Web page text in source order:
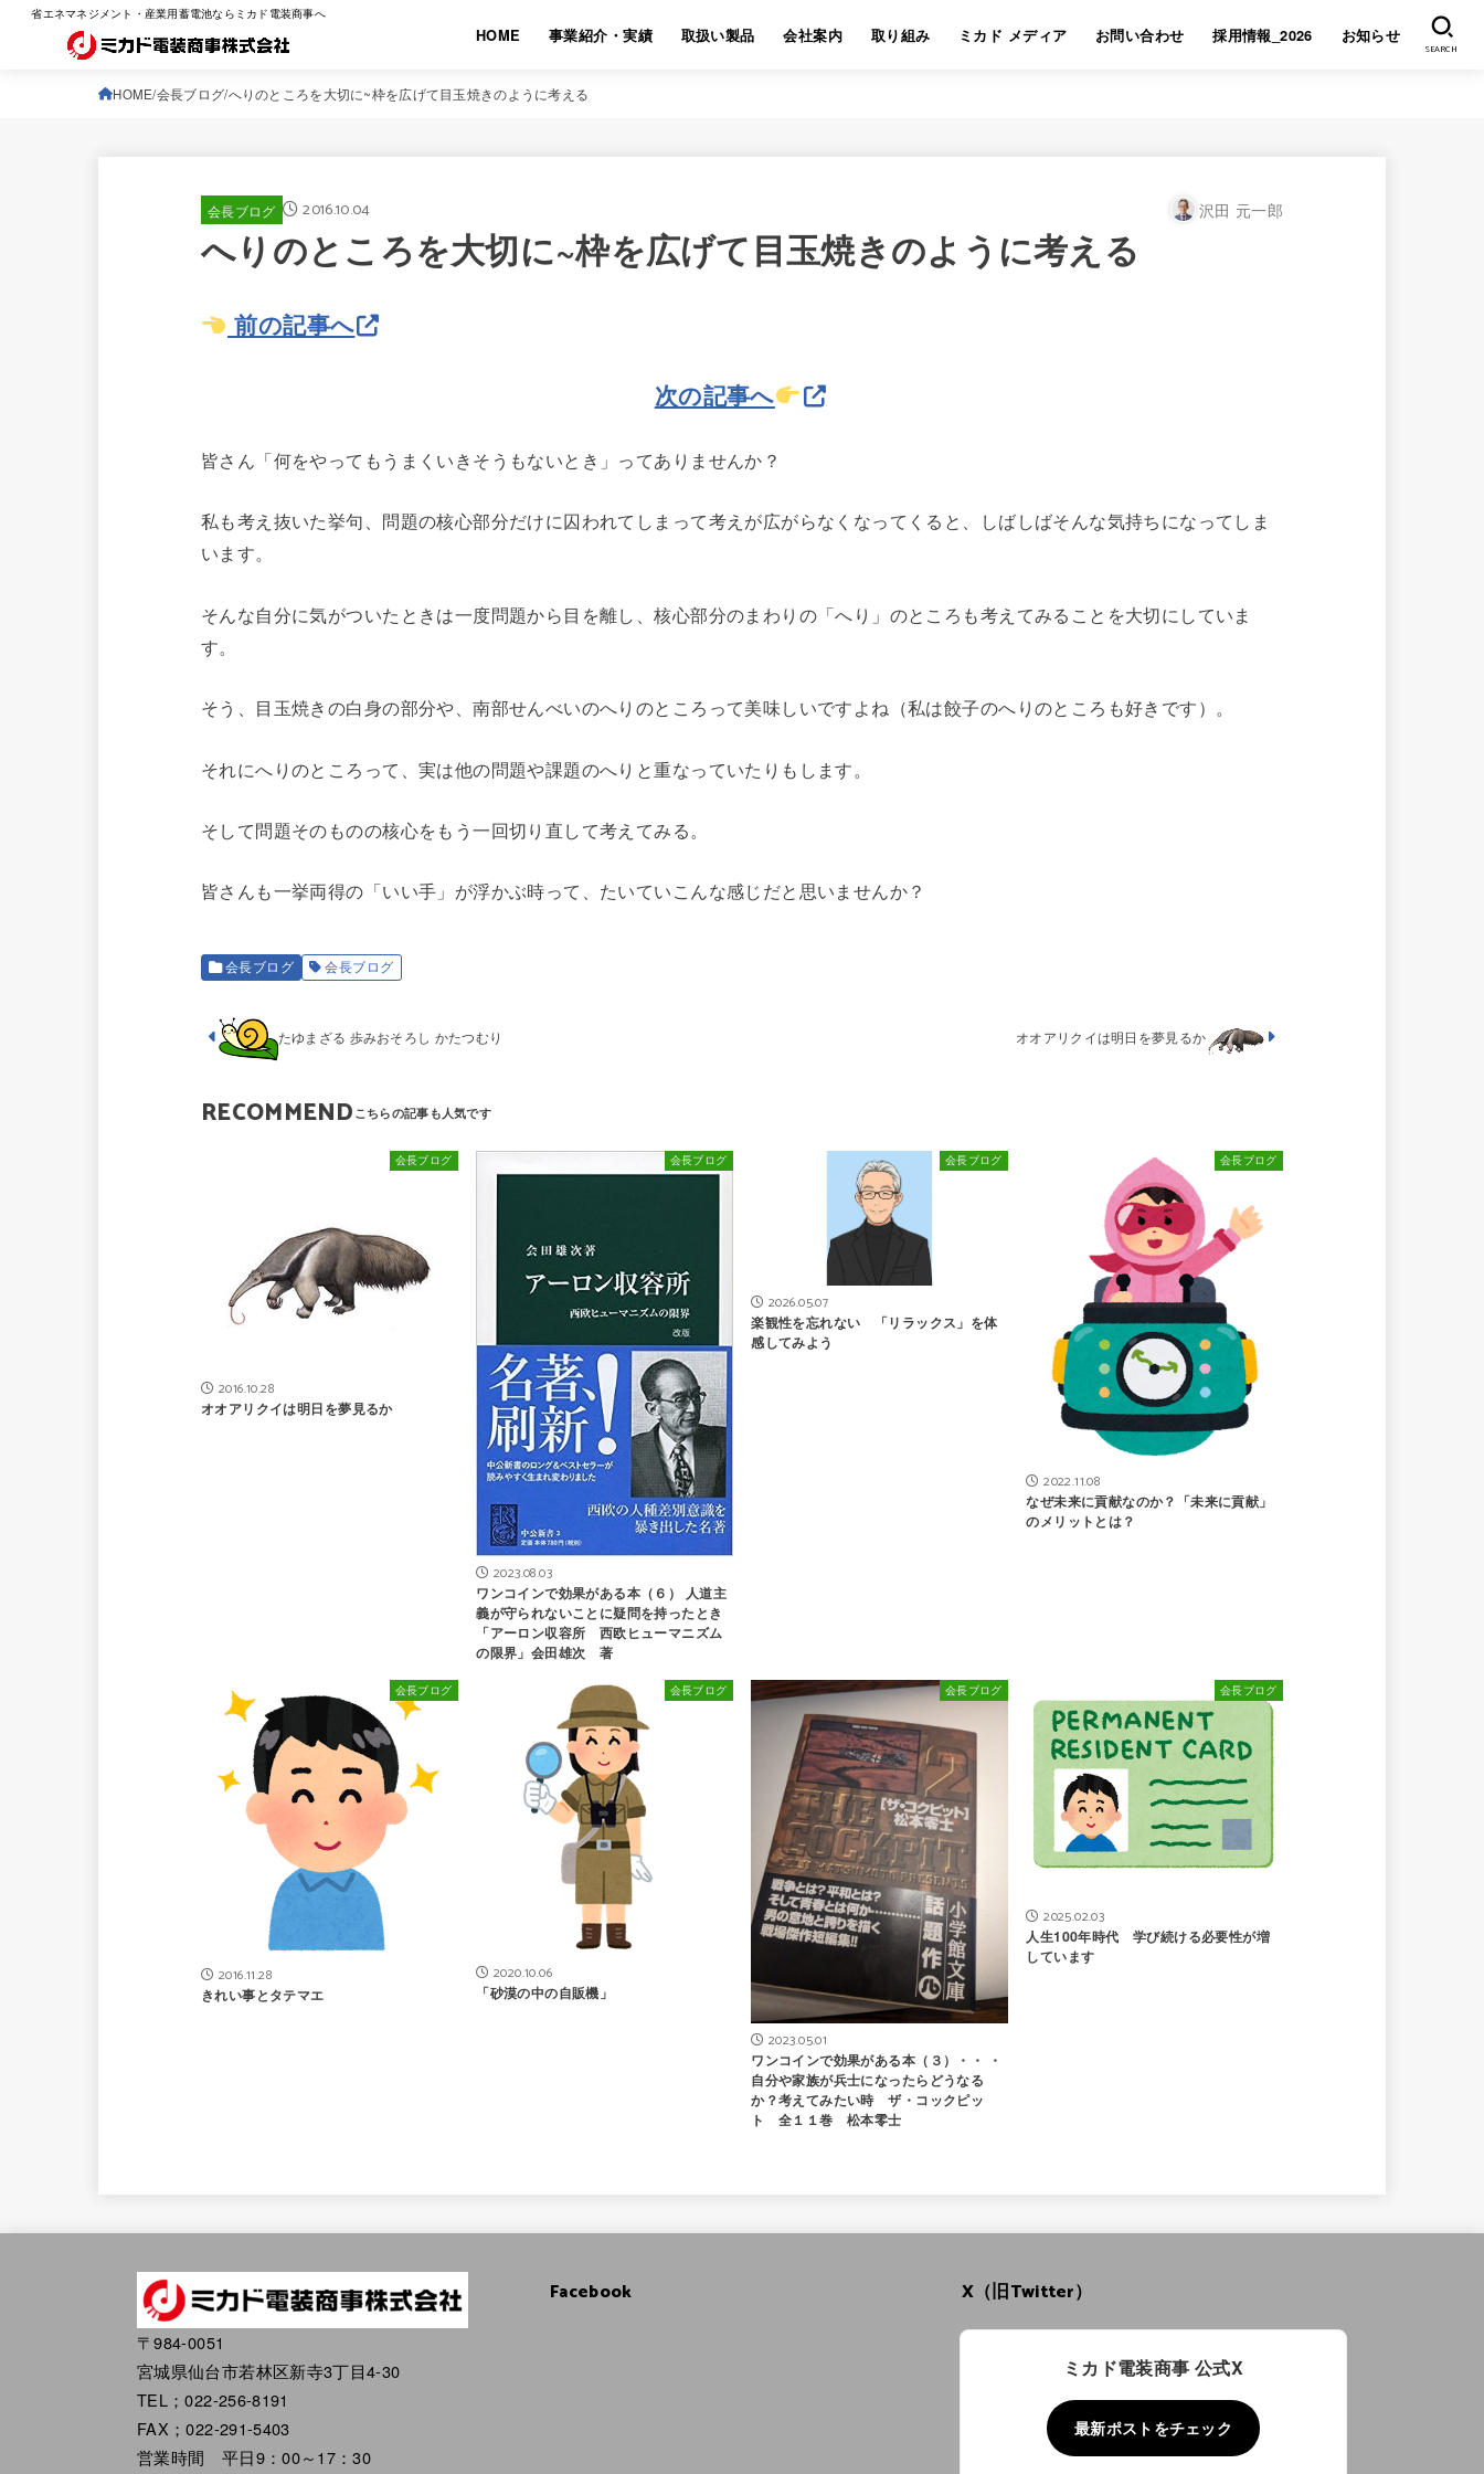
省エネマネジメント・産業用蓄電池ならミカド電装商事へ
HOME 事業紹介・実績 取扱い製品 会社案内 取り組み ミカド メディア お問い合わせ 採用情報_2026 お知らせ
SEARCH
HOME 会長ブログ へりのところを大切に~枠を広げて目玉焼きのように考える
会長ブログ 2016.10.04 沢田 元一郎
へりのところを大切に~枠を広げて目玉焼きのように考える
前の記事へ
次の記事へ
皆さん「何をやってもうまくいきそうもないとき」ってありませんか？
私も考え抜いた挙句、問題の核心部分だけに囚われてしまって考えが広がらなくなってくると、しばしばそんな気持ちになってしま
います。
そんな自分に気がついたときは一度問題から目を離し、核心部分のまわりの「へり」のところも考えてみることを大切にしていま
す。
そう、目玉焼きの白身の部分や、南部せんべいのへりのところって美味しいですよね（私は餃子のへりのところも好きです）。
それにへりのところって、実は他の問題や課題のへりと重なっていたりもします。
そして問題そのものの核心をもう一回切り直して考えてみる。
皆さんも一挙両得の「いい手」が浮かぶ時って、たいていこんな感じだと思いませんか？
会長ブログ 会長ブログ
オオアリクイは明日を夢見るか
たゆまざる 歩みおそろし かたつむり
RECOMMEND
会長ブログ
2016.10.28
オオアリクイは明日を夢見るか
会長ブログ
2023.08.03
ワンコインで効果がある本（６） 人道主
義が守られないことに疑問を持ったとき
「アーロン収容所 西欧ヒューマニズム
の限界」会田雄次 著
会長ブログ
2026.05.07
楽観性を忘れない 「リラックス」を体
感してみよう
会長ブログ
2022.11.08
なぜ未来に貢献なのか？「未来に貢献」
のメリットとは？
会長ブログ
2016.11.28
きれい事とタテマエ
会長ブログ
2020.10.06
「砂漠の中の自販機」
会長ブログ
2023.05.01
ワンコインで効果がある本（３）・・ ・
自分や家族が兵士になったらどうなる
か？考えてみたい時 ザ・コックピッ
ト 全１１巻 松本零士
会長ブログ
2025.02.03
人生100年時代 学び続ける必要性が増
しています
〒984-0051
宮城県仙台市若林区新寺3丁目4-30
TEL；022-256-8191
FAX；022-291-5403
営業時間 平日9：00～17：30
Facebook X（旧Twitter）
ミカド電装商事 公式X
最新ポストをチェック